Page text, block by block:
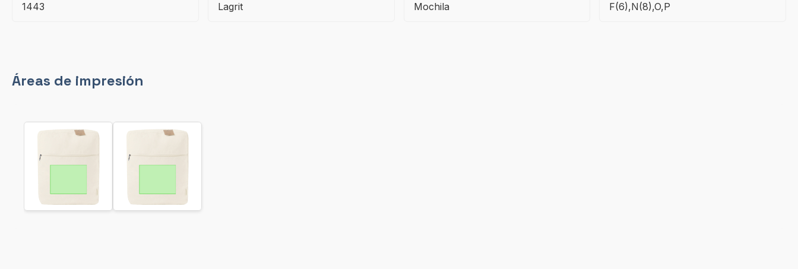
1443 Lagrit Mochila F(6),N(8),O,P
Áreas de impresión